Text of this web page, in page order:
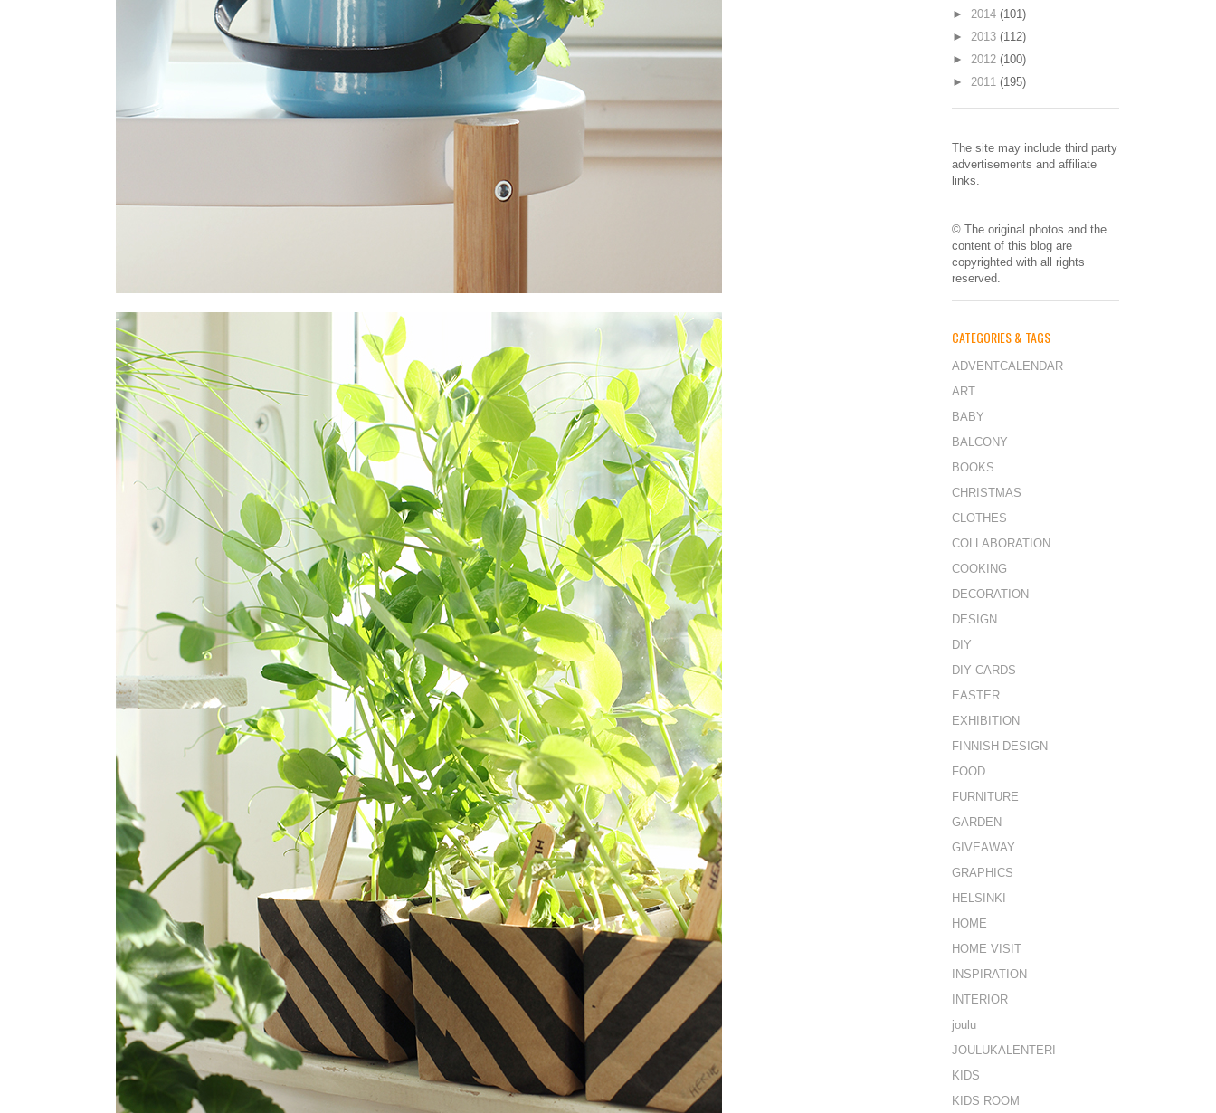
► 2014 (101)
► 2013 (112)
► 2012 (100)
► 2011 (195)
The site may include third party
advertisements and affiliate
links.
© The original photos and the
content of this blog are
copyrighted with all rights
reserved.
CATEGORIES & TAGS
ADVENTCALENDAR
ART
BABY
BALCONY
BOOKS
CHRISTMAS
CLOTHES
COLLABORATION
COOKING
DECORATION
DESIGN
DIY
DIY CARDS
EASTER
EXHIBITION
FINNISH DESIGN
FOOD
FURNITURE
GARDEN
GIVEAWAY
GRAPHICS
HELSINKI
HOME
HOME VISIT
INSPIRATION
INTERIOR
joulu
JOULUKALENTERI
KIDS
KIDS ROOM